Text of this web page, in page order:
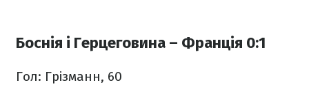
Боснія і Герцеговина – Франція 0:1
Гол: Грізманн, 60